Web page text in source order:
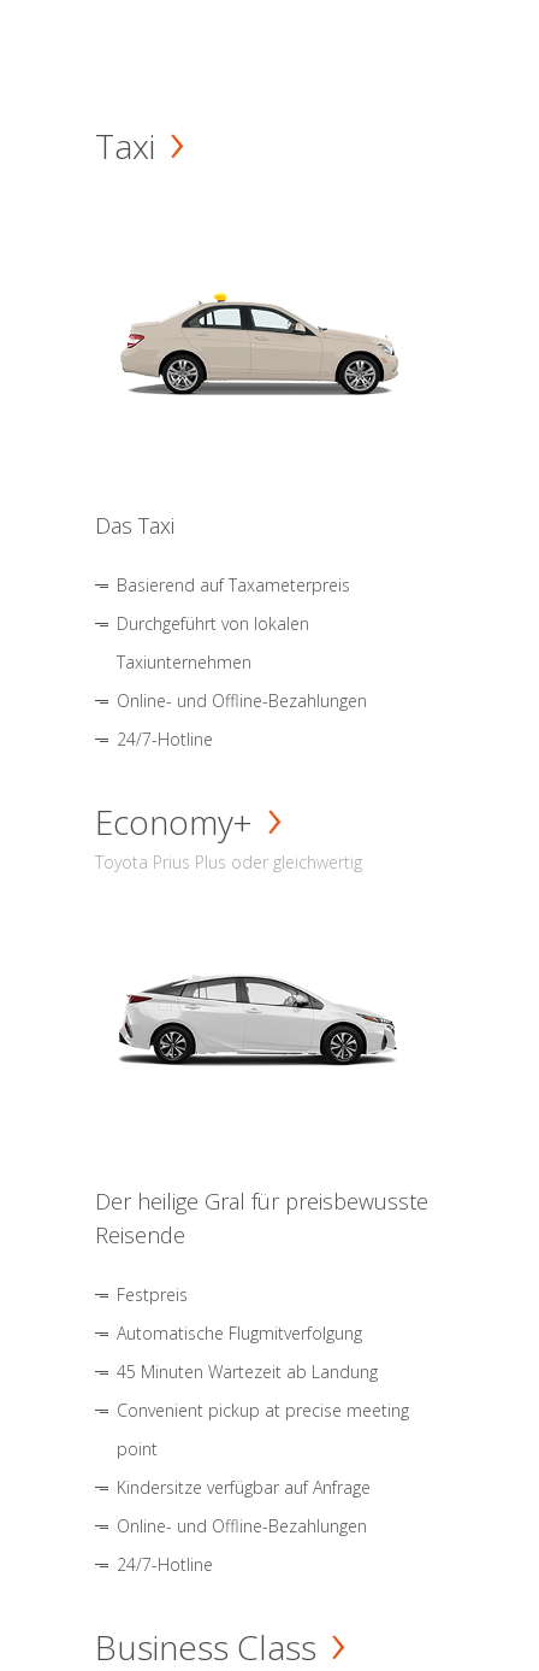
Taxi
Das Taxi
Basierend auf Taxameterpreis
Durchgeführt von lokalen
Taxiunternehmen
Online- und Offline-Bezahlungen
24/7-Hotline
Economy+
Toyota Prius Plus oder gleichwertig
Der heilige Gral für preisbewusste
Reisende
Festpreis
Automatische Flugmitverfolgung
45 Minuten Wartezeit ab Landung
Convenient pickup at precise meeting
point
Kindersitze verfügbar auf Anfrage
Online- und Offline-Bezahlungen
24/7-Hotline
Business Class